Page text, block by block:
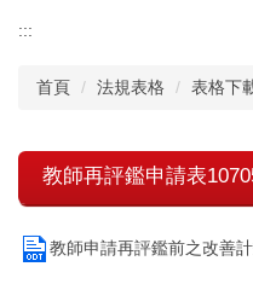
:::
首頁 法規表格 表格下
教師再評鑑申請表
教師申請再評鑑前之改善